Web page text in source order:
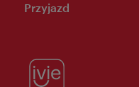
Przyjazd